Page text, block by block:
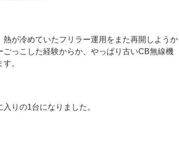
熱が冷めていたフリラー運用をまた再開しようか
ごっこした経験からか、やっぱり古いCB無線機
。
りの1台になりました。